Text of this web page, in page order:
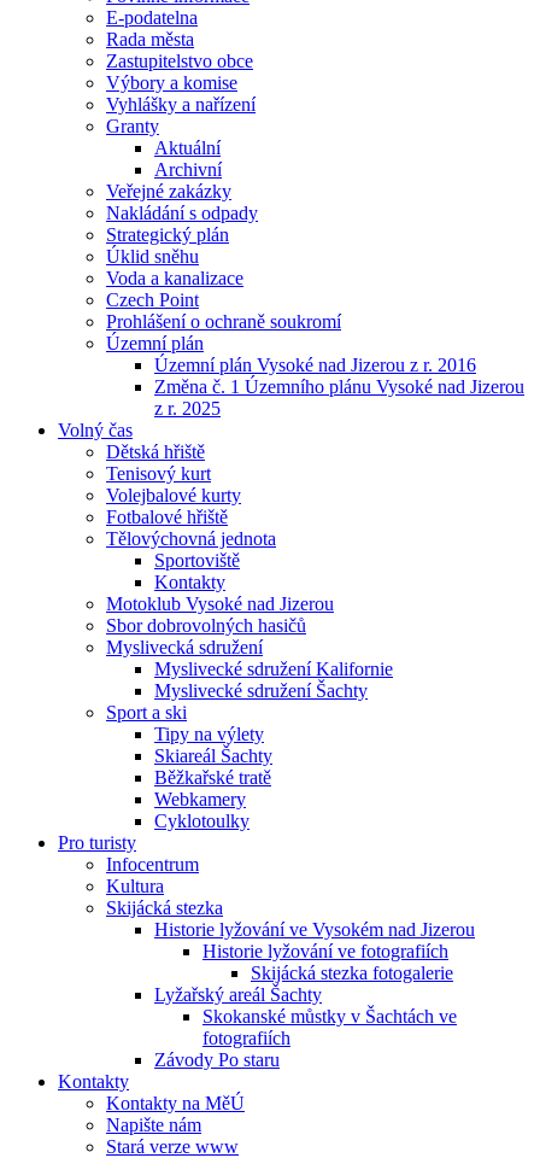
E-podatelna
Rada města
Zastupitelstvo obce
Výbory a komise
Vyhlášky a nařízení
Granty
Aktuální
Archivní
Veřejné zakázky
Nakládání s odpady
Strategický plán
Úklid sněhu
Voda a kanalizace
Czech Point
Prohlášení o ochraně soukromí
Územní plán
Územní plán Vysoké nad Jizerou z r. 2016
Změna č. 1 Územního plánu Vysoké nad Jizerou
z r. 2025
Volný čas
Dětská hřiště
Tenisový kurt
Volejbalové kurty
Fotbalové hřiště
Tělovýchovná jednota
Sportoviště
Kontakty
Motoklub Vysoké nad Jizerou
Sbor dobrovolných hasičů
Myslivecká sdružení
Myslivecké sdružení Kalifornie
Myslivecké sdružení Šachty
Sport a ski
Tipy na výlety
Skiareál Šachty
Běžkařské tratě
Webkamery
Cyklotoulky
Pro turisty
Infocentrum
Kultura
Skijácká stezka
Historie lyžování ve Vysokém nad Jizerou
Historie lyžování ve fotografiích
Skijácká stezka fotogalerie
Lyžařský areál Šachty
Skokanské můstky v Šachtách ve
fotografiích
Závody Po staru
Kontakty
Kontakty na MěÚ
Napište nám
Stará verze www